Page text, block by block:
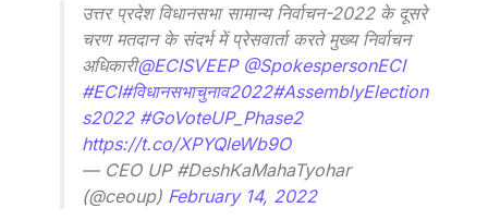
उत्तर प्रदेश विधानसभा सामान्य निर्वाचन-2022 के दूसरे
चरण मतदान के संदर्भ में प्रेसवार्ता करते मुख्य निर्वाचन
अधिकारी@ECISVEEP @SpokespersonECI
#ECI#विधानसभाचुनाव2022#AssemblyElection
s2022 #GoVoteUP_Phase2
https://t.co/XPYQleWb9O
— CEO UP #DeshKaMahaTyohar
(@ceoup) February 14, 2022